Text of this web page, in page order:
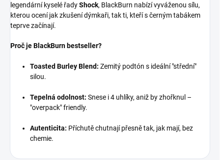
legendární kyselé řadyShock, BlackBurn nabízí vyváženou sílu,
kterou ocení jak zkušení dýmkaři, tak ti, kteří s černým tabákem
teprve začínají.
Proč je BlackBurn bestseller?
Toasted Burley Blend: Zemitý podtón s ideální "střední"
silou.
Tepelná odolnost: Snese i 4 uhlíky, aniž by zhořknul –
"overpack" friendly.
Autenticita: Příchutě chutnají přesně tak, jak mají, bez
chemie.